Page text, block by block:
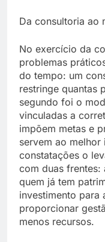
Da consultoria ao
No exercício da
problemas
do tempo: um
restringe quantas
segundo foi o
vinculadas a
impõem metas e
servem ao melhor
constatações o
com duas frentes:
quem já tem
investimento para
proporcionar
menos recursos.